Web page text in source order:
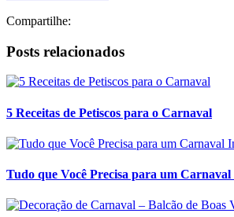
Compartilhe:
Posts relacionados
5 Receitas de Petiscos para o Carnaval
Tudo que Você Precisa para um